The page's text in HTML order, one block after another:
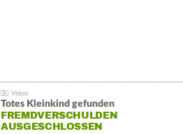
Totes Kleinkind gefunden
FREMDVERSCHULDEN
AUSGESCHLOSSEN